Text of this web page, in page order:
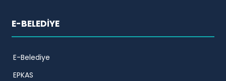
E-BELEDİYE
E-Belediye
EPKAS